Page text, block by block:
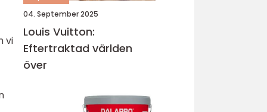
vi
04. September 2025
Louis Vuitton:
Eftertraktad världen
över